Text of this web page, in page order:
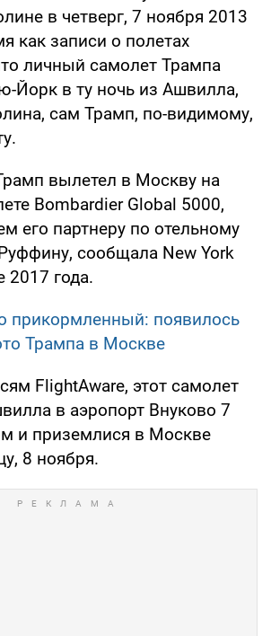
в четверг, 7 ноября 2013
как записи о полетах
личный самолет Трампа
Йорк в ту ночь из Ашвилла,
сам Трамп, по-видимому,
вылетел в Москву на
Bombardier Global 5000,
его партнеру по отельному
сообщала New York
2017 года.
прикормленный: появилось
Трампа в Москве
FlightAware, этот самолет
в аэропорт Внуково 7
и приземлися в Москве
8 ноября.